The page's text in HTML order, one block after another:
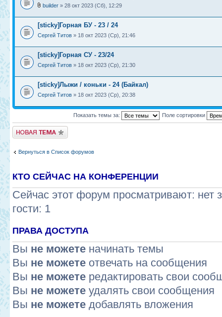
builder » 28 окт 2023 (Сб), 12:29
[sticky]Горная БУ - 23 / 24
Сергей Титов » 18 окт 2023 (Ср), 21:46
[sticky]Горная СУ - 23/24
Сергей Титов » 18 окт 2023 (Ср), 21:30
[sticky]Лыжи / коньки - 24 (Байкал)
Сергей Титов » 18 окт 2023 (Ср), 20:38
Показать темы за: Поле сортировки
Новая тема
Вернуться в Список форумов
КТО СЕЙЧАС НА КОНФЕРЕНЦИИ
Сейчас этот форум просматривают: нет
гости: 1
ПРАВА ДОСТУПА
Вы не можете начинать темы
Вы не можете отвечать на сообщения
Вы не можете редактировать свои
Вы не можете удалять свои сообщения
Вы не можете добавлять вложения